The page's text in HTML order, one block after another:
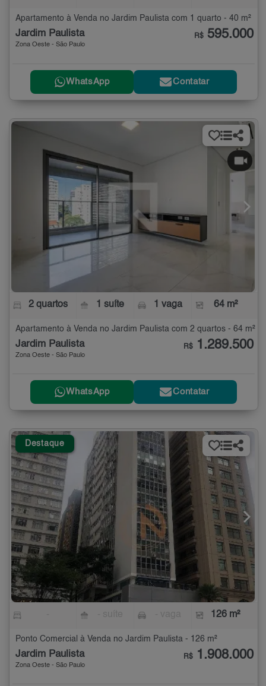
Apartamento à Venda no Jardim Paulista com 1 quarto - 40 m²
Jardim Paulista
Zona Oeste - São Paulo
R$ 595.000
WhatsApp Contatar
2 quartos 1 suíte 1 vaga 64 m²
Apartamento à Venda no Jardim Paulista com 2 quartos - 64 m²
Jardim Paulista
Zona Oeste - São Paulo
R$ 1.289.500
WhatsApp Contatar
Destaque
126 m²
Ponto Comercial à Venda no Jardim Paulista - 126 m²
Jardim Paulista
Zona Oeste - São Paulo
R$ 1.908.000